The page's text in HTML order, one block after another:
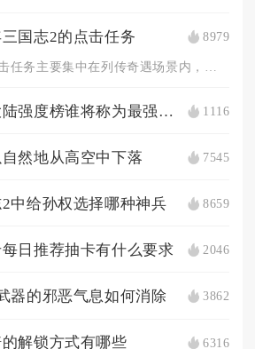
国志2的点击任务 8979
三国志幻想大陆强度榜谁将称为最强战神 1116
然地从高空中下落 7545
中给孙权选择哪种神兵 8659
日推荐抽卡有什么要求 2046
器的邪恶气息如何消除 3862
解锁方式有哪些 6316